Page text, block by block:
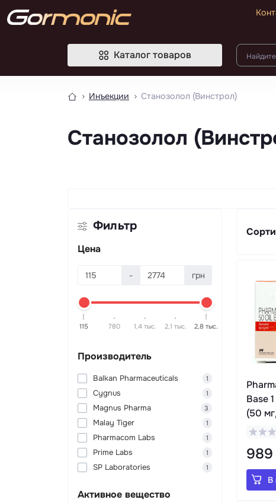
Каталог товаров
Инъекции Станозолол (Винстрол)
Станозолол
Фильтр
Цена
- грн
115 780 1,4 тыс. 2,1 тыс. 2,8 тыс.
Производитель
Balkan Pharmaceuticals 1
Cygnus 1
Magnus Pharma 3
Malay Tiger 1
Pharmacom Labs 1
Prime Labs 1
SP Laboratories 1
Активное вещество
Base
(50
989
В